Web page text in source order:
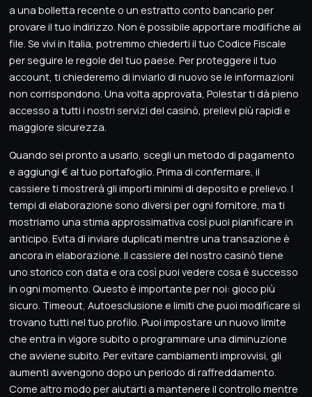
a una bolletta recente o un estratto conto bancario per
provare il tuo indirizzo. Non è possibile apportare modifiche ai
file. Se vivi in Italia, potremmo chiederti il tuo Codice Fiscale
per seguire le regole del tuo paese. Per proteggere il tuo
account, ti chiederemo di inviarlo di nuovo se le informazioni
non corrispondono. Una volta approvata, Polestar ti dà pieno
accesso a tutti i nostri servizi del casinò, prelievi più rapidi e
maggiore sicurezza.
Quando sei pronto a usarlo, scegli un metodo di pagamento
e aggiungi € al tuo portafoglio. Prima di confermare, il
cassiere ti mostrerà gli importi minimi di deposito e prelievo. I
tempi di elaborazione sono diversi per ogni fornitore, ma ti
mostriamo una stima approssimativa così puoi pianificare in
anticipo. Evita di inviare duplicati mentre una transazione è
ancora in elaborazione. Il cassiere del nostro casinò tiene
uno storico con data e ora così puoi vedere cosa è successo
in ogni momento. Questo è importante per noi: gioco più
sicuro. Timeout, Autoesclusione e limiti che puoi modificare si
trovano tutti nel tuo profilo. Puoi impostare un nuovo limite
che entra in vigore subito o programmare una diminuzione
che avviene subito. Per evitare cambiamenti improvvisi, gli
aumenti avvengono dopo un periodo di raffreddamento.
Come altro modo per aiutarti a mantenere il controllo mentre